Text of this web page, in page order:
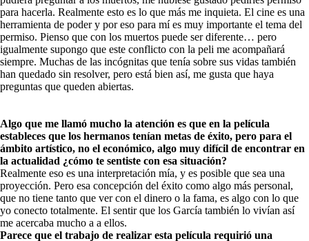
para hacerla. Realmente esto es lo que más me inquieta. El cine es una
herramienta de poder y por eso para mí es muy importante el tema del
permiso. Pienso que con los muertos puede ser diferente… pero
igualmente supongo que este conflicto con la peli me acompañará
siempre. Muchas de las incógnitas que tenía sobre sus vidas también
han quedado sin resolver, pero está bien así, me gusta que haya
preguntas que queden abiertas.
Algo que me llamó mucho la atención es que en la película
estableces que los hermanos tenían metas de éxito, pero para el
ámbito artístico, no el económico, algo muy difícil de encontrar en
la actualidad ¿cómo te sentiste con esa situación?
Realmente eso es una interpretación mía, y es posible que sea una
proyección. Pero esa concepción del éxito como algo más personal,
que no tiene tanto que ver con el dinero o la fama, es algo con lo que
yo conecto totalmente. El sentir que los García también lo vivían así
me acercaba mucho a a ellos.
Parece que el trabajo de realizar esta película requirió una